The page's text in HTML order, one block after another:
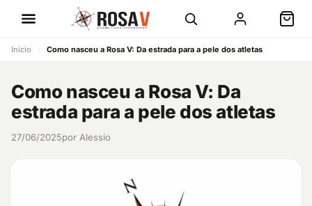
Início › Como nasceu a Rosa V: Da estrada para a pele dos atletas
Como nasceu a Rosa V: Da
estrada para a pele dos atletas
27/06/2025por Alessio